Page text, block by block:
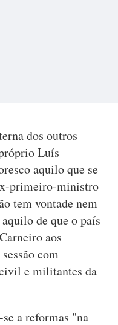
dos outros
Luís
aquilo que se
primeiro-ministro
tem vontade nem
de que o país
aos
com
e militantes da
a reformas "na